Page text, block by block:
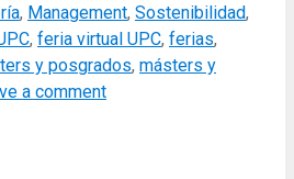
, Management, Sostenibilidad,
, feria virtual UPC, ferias,
y posgrados, másters y
a comment